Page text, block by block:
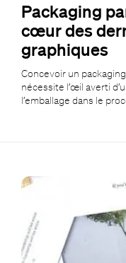
Packaging
cœur des
graphiques
Concevoir un
nécessite l’œil averti
l’emballage dans le